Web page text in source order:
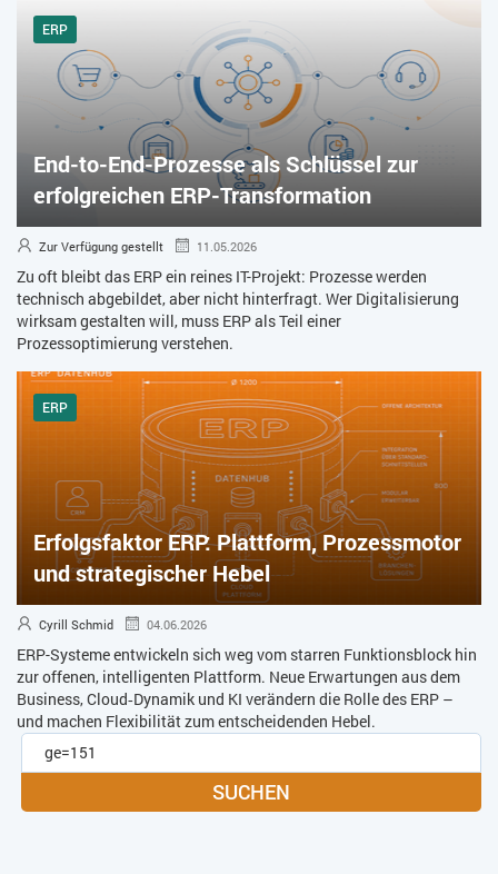
ERP
End-to-End-Prozesse als Schlüssel zur
erfolgreichen ERP-Transformation
Zur Verfügung gestellt 11.05.2026
Zu oft bleibt das ERP ein reines IT-Projekt: Prozesse werden
technisch abgebildet, aber nicht hinterfragt. Wer Digitalisierung
wirksam gestalten will, muss ERP als Teil einer
Prozessoptimierung verstehen.
ERP
Erfolgsfaktor ERP: Plattform, Prozessmotor
und strategischer Hebel
Cyrill Schmid 04.06.2026
ERP-Systeme entwickeln sich weg vom starren Funktionsblock hin
zur offenen, intelligenten Plattform. Neue Erwartungen aus dem
Business, Cloud‑Dynamik und KI verändern die Rolle des ERP –
und machen Flexibilität zum entscheidenden Hebel.
SUCHEN